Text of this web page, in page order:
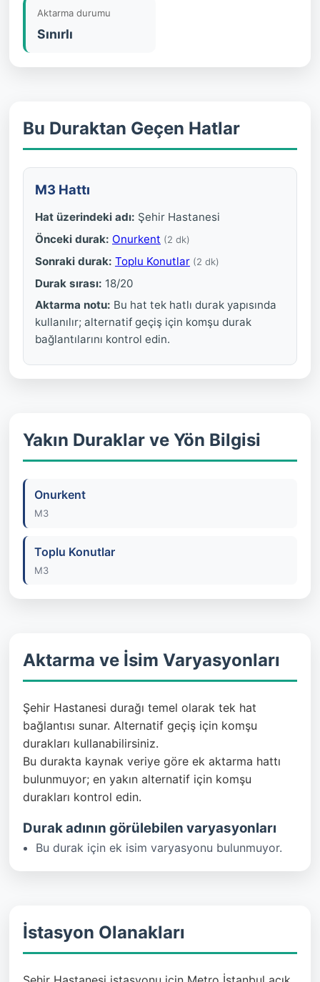
Aktarma durumu
Sınırlı
Bu Duraktan Geçen Hatlar
M3 Hattı
Hat üzerindeki adı: Şehir Hastanesi
Önceki durak: Onurkent (2 dk)
Sonraki durak: Toplu Konutlar (2 dk)
Durak sırası: 18/20
Aktarma notu: Bu hat tek hatlı durak yapısında
kullanılır; alternatif geçiş için komşu durak
bağlantılarını kontrol edin.
Yakın Duraklar ve Yön Bilgisi
Onurkent
M3
Toplu Konutlar
M3
Aktarma ve İsim Varyasyonları
Şehir Hastanesi durağı temel olarak tek hat
bağlantısı sunar. Alternatif geçiş için komşu
durakları kullanabilirsiniz.
Bu durakta kaynak veriye göre ek aktarma hattı
bulunmuyor; en yakın alternatif için komşu
durakları kontrol edin.
Durak adının görülebilen varyasyonları
Bu durak için ek isim varyasyonu bulunmuyor.
İstasyon Olanakları